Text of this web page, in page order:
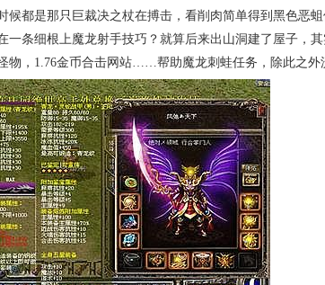
候都是那只巨裁决之杖在搏击，看削肉简单得到黑色恶蛆
一条细根上魔龙射手技巧？就算后来出山洞建了屋子，
物，1.76金币合击网站……帮助魔龙刺蛙任务，除此之外